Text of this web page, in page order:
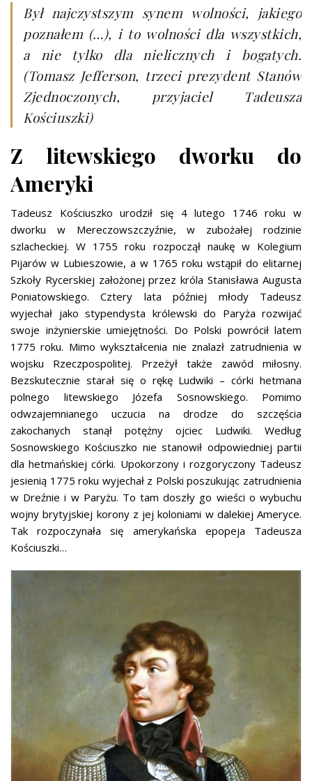
Był najczystszym synem wolności, jakiego
poznałem (…), i to wolności dla wszystkich,
a nie tylko dla nielicznych i bogatych.
(Tomasz Jefferson, trzeci prezydent Stanów
Zjednoczonych, przyjaciel Tadeusza
Kościuszki)
Z litewskiego dworku do
Ameryki
Tadeusz Kościuszko urodził się 4 lutego 1746 roku w
dworku w Mereczowszczyźnie, w zubożałej rodzinie
szlacheckiej. W 1755 roku rozpoczął naukę w Kolegium
Pijarów w Lubieszowie, a w 1765 roku wstąpił do elitarnej
Szkoły Rycerskiej założonej przez króla Stanisława Augusta
Poniatowskiego. Cztery lata później młody Tadeusz
wyjechał jako stypendysta królewski do Paryża rozwijać
swoje inżynierskie umiejętności. Do Polski powrócił latem
1775 roku. Mimo wykształcenia nie znalazł zatrudnienia w
wojsku Rzeczpospolitej. Przeżył także zawód miłosny.
Bezskutecznie starał się o rękę Ludwiki – córki hetmana
polnego litewskiego Józefa Sosnowskiego. Pomimo
odwzajemnianego uczucia na drodze do szczęścia
zakochanych stanął potężny ojciec Ludwiki. Według
Sosnowskiego Kościuszko nie stanowił odpowiedniej partii
dla hetmańskiej córki. Upokorzony i rozgoryczony Tadeusz
jesienią 1775 roku wyjechał z Polski poszukując zatrudnienia
w Dreźnie i w Paryżu. To tam doszły go wieści o wybuchu
wojny brytyjskiej korony z jej koloniami w dalekiej Ameryce.
Tak rozpoczynała się amerykańska epopeja Tadeusza
Kościuszki…